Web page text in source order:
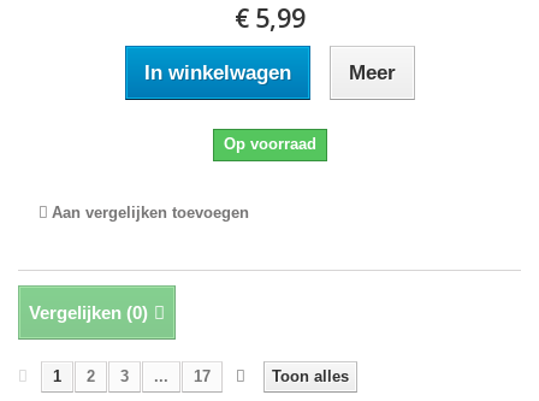
€ 5,99
In winkelwagen Meer
Op voorraad
Aan vergelijken toevoegen
Vergelijken (0)
Toon alles
1 2 3 ... 17